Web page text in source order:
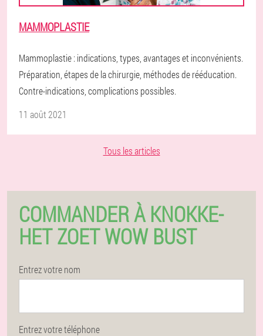
MAMMOPLASTIE
Mammoplastie : indications, types, avantages et inconvénients.
Préparation, étapes de la chirurgie, méthodes de rééducation.
Contre-indications, complications possibles.
11 août 2021
Tous les articles
COMMANDER À KNOKKE-
HET ZOET WOW BUST
Entrez votre nom
Entrez votre téléphone